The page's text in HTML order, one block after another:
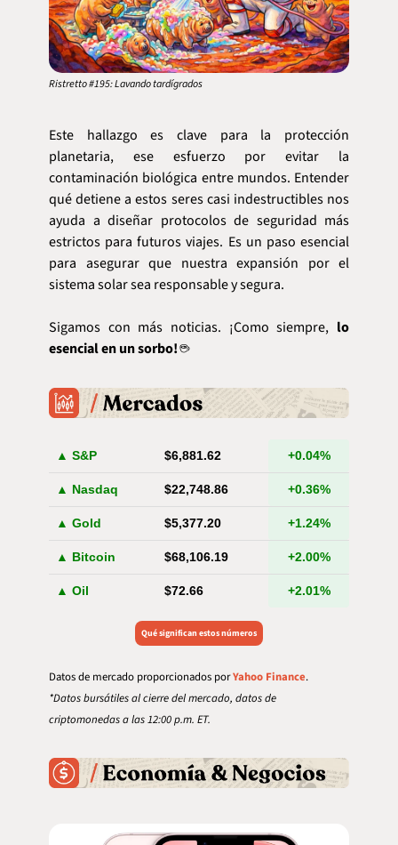
Ristretto #195: Lavando tardígrados
Este hallazgo es clave para la protección
planetaria, ese esfuerzo por evitar la
contaminación biológica entre mundos. Entender
qué detiene a estos seres casi indestructibles nos
ayuda a diseñar protocolos de seguridad más
estrictos para futuros viajes. Es un paso esencial
para asegurar que nuestra expansión por el
sistema solar sea responsable y segura.
Sigamos con más noticias. ¡Como siempre, lo
esencial en un sorbo! ☕️
▲ S&P $6,881.62 +0.04%
▲ Nasdaq $22,748.86 +0.36%
▲ Gold $5,377.20 +1.24%
▲ Bitcoin $68,106.19 +2.00%
▲ Oil $72.66 +2.01%
Qué significan estos números
Datos de mercado proporcionados por Yahoo Finance.
*Datos bursátiles al cierre del mercado, datos de
criptomonedas a las 12:00 p.m. ET.